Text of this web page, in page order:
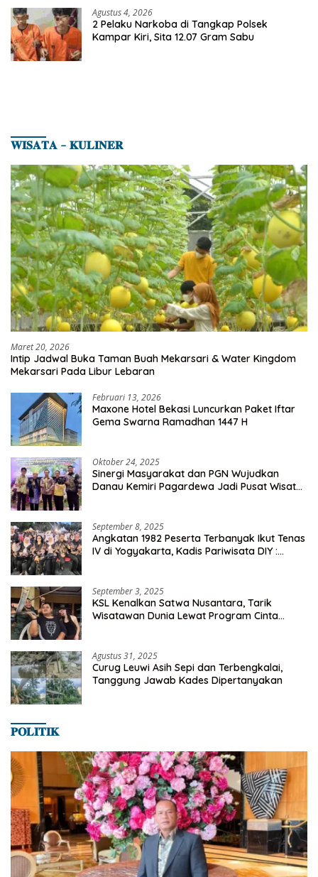
Agustus 4, 2026
2 Pelaku Narkoba di Tangkap Polsek
Kampar Kiri, Sita 12.07 Gram Sabu
𝐖𝐈𝐒𝐀𝐓𝐀 – 𝐊𝐔𝐋𝐈𝐍𝐄𝐑
Maret 20, 2026
Intip Jadwal Buka Taman Buah Mekarsari & Water Kingdom
Mekarsari Pada Libur Lebaran
Februari 13, 2026
Maxone Hotel Bekasi Luncurkan Paket Iftar
Gema Swarna Ramadhan 1447 H
Oktober 24, 2025
Sinergi Masyarakat dan PGN Wujudkan
Danau Kemiri Pagardewa Jadi Pusat Wisata
September 8, 2025
Angkatan 1982 Peserta Terbanyak Ikut Tenas
IV di Yogyakarta, Kadis Pariwisata DIY :
September 3, 2025
KSL Kenalkan Satwa Nusantara, Tarik
Wisatawan Dunia Lewat Program Cinta
Agustus 31, 2025
Curug Leuwi Asih Sepi dan Terbengkalai,
Tanggung Jawab Kades Dipertanyakan
𝐏𝐎𝐋𝐈𝐓𝐈𝐊